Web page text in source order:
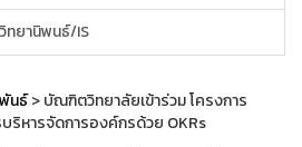
ทยานิพนธ์/IS
นธ์> บัณฑิตวิทยาลัยเข้าร่วม โครงการ
บริหารจัดการองค์กรด้วย OKRs